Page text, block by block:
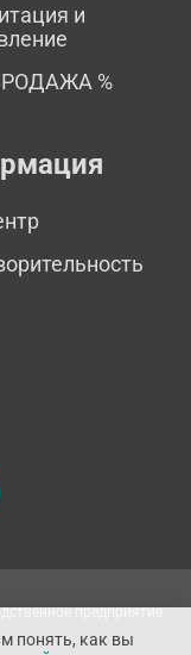
и
%
предприятие
понять, как вы